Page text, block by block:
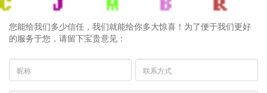
您能给我们多少信任，我们就能给你多大惊喜！为了便于我们更好
的服务于您，请留下宝贵意见：